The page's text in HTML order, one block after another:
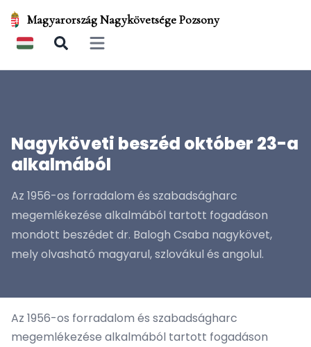
Magyarország Nagykövetsége Pozsony
Open main menu
Nagyköveti beszéd október 23-a
alkalmából
Az 1956-os forradalom és szabadságharc
megemlékezése alkalmából tartott fogadáson
mondott beszédet dr. Balogh Csaba nagykövet,
mely olvasható magyarul, szlovákul és angolul.
Az 1956-os forradalom és szabadságharc
megemlékezése alkalmából tartott fogadáson